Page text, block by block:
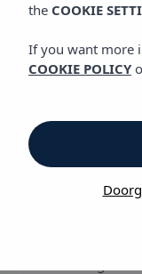
Gastronomie
Vibra
In de Appartementen
kunt u genieten van
gerechten uit de
halfpension in ons
the COOKIE
If you want more
COOKIE POLICY